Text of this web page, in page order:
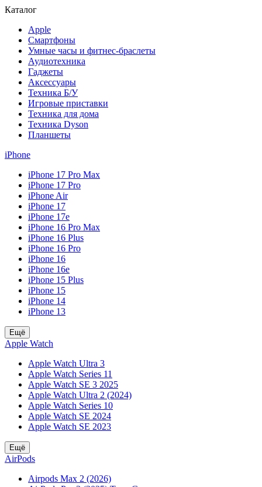
Каталог
Apple
Смартфоны
Умные часы и фитнес-браслеты
Аудиотехника
Гаджеты
Аксессуары
Техника Б/У
Игровые приставки
Техника для дома
Техника Dyson
Планшеты
iPhone
iPhone 17 Pro Max
iPhone 17 Pro
iPhone Air
iPhone 17
iPhone 17e
iPhone 16 Pro Max
iPhone 16 Plus
iPhone 16 Pro
iPhone 16
iPhone 16e
iPhone 15 Plus
iPhone 15
iPhone 14
iPhone 13
Ещё
Apple Watch
Apple Watch Ultra 3
Apple Watch Series 11
Apple Watch SE 3 2025
Apple Watch Ultra 2 (2024)
Apple Watch Series 10
Apple Watch SE 2024
Apple Watch SE 2023
Ещё
AirPods
Airpods Max 2 (2026)